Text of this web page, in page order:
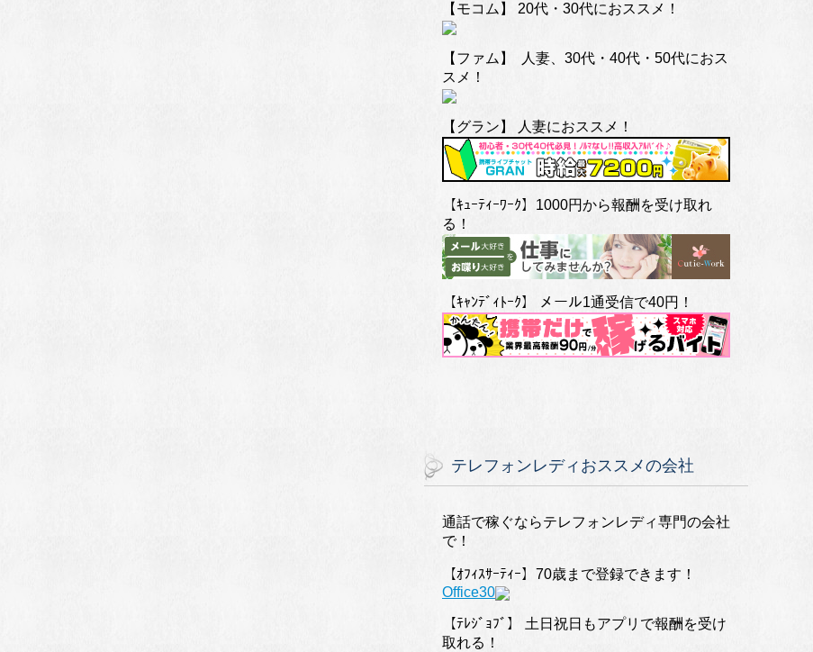
【モコム】 20代・30代におススメ！
【ファム】 人妻、30代・40代・50代におス
スメ！
【グラン】 人妻におススメ！
【ｷｭｰﾃｨｰﾜｰｸ】1000円から報酬を受け取れ
る！
【ｷｬﾝﾃﾞｨﾄｰｸ】 メール1通受信で40円！
テレフォンレディおススメの会社
通話で稼ぐならテレフォンレディ専門の会社
で！
【ｵﾌｨｽｻｰﾃｨｰ】70歳まで登録できます！
Office30
【ﾃﾚｼﾞｮﾌﾞ】 土日祝日もアプリで報酬を受け
取れる！